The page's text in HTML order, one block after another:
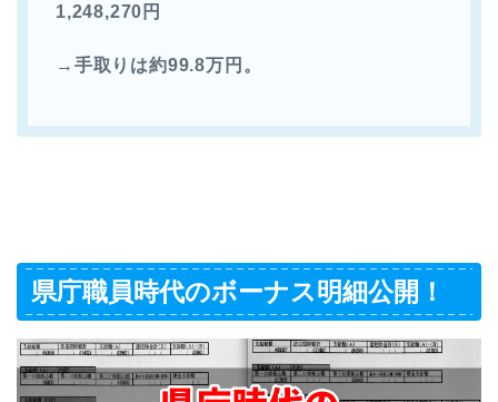
1,248,270円
→手取りは約99.8万円。
県庁職員時代のボーナス明細公開！